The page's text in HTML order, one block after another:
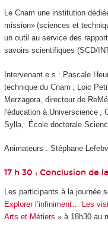
Le Cnam une institution
mission» (sciences et
un outil au service des
savoirs scientifiques (SCD/
Intervenant.e.s : Pascale
technique du Cnam ; Loic
Merzagora, directeur de
l'éducation à Universcience ;
Sylla, École doctorale
Animateurs : Stéphane
17 h 30 : Conclusion de
Les participants à la journée
Explorer l’infiniment… Les
Arts et Métiers » à 18h30 au